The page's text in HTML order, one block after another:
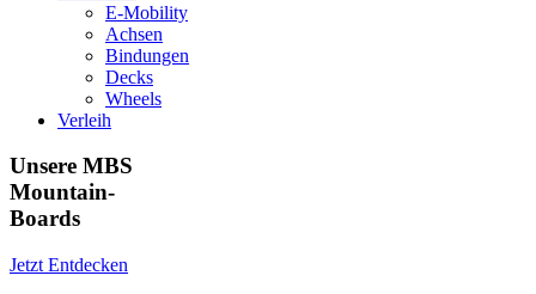
E-Mobility
Achsen
Bindungen
Decks
Wheels
Verleih
Unsere MBS
Mountain-
Boards
Jetzt Entdecken